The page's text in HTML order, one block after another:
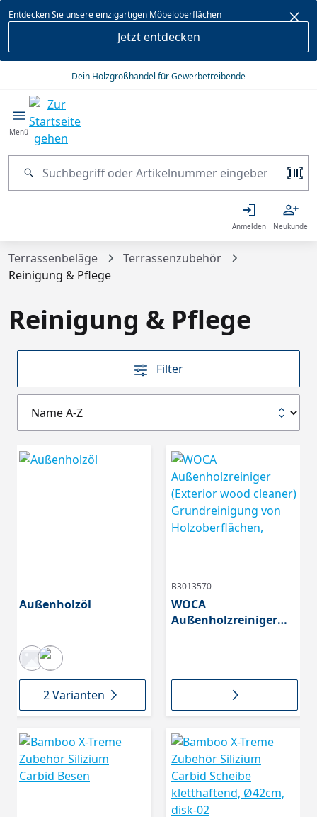
springen
Entdecken Sie unsere einzigartigen Möbeloberflächen
Jetzt entdecken
Dein Holzgroßhandel für Gewerbetreibende
Menü
Anmelden Neukunde
Terrassenbeläge
Terrassenzubehör
Reinigung & Pflege
Reinigung & Pflege
Filter
Außenholzöl
2 Varianten
B3013570
WOCA
Außenholzreiniger
Holzoberflächen,